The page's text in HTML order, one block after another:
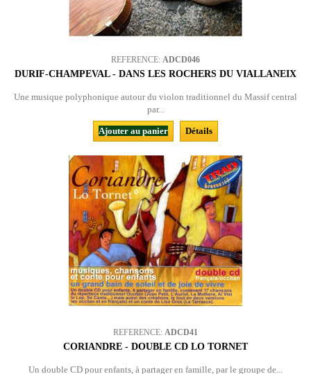
REFERENCE: ADCD046
DURIF-CHAMPEVAL - DANS LES ROCHERS DU VIALLANEIX
Une musique polyphonique autour du violon traditionnel du Massif central
par...
Ajouter au panier Détails
REFERENCE: ADCD41
CORIANDRE - DOUBLE CD LO TORNET
Un double CD pour enfants, à partager en famille, par le groupe de...